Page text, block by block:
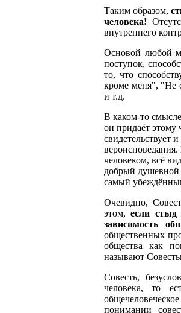
Таким образом,
человека!
внутреннего
Основой любой
поступок,
то, что
кроме меня", "Не
и т.д.
В каком-то
он придаёт этому
свидетельствует
человеком, всё
добрый душевной
самый
Очевидно,
этом,если стыд
зависимость
общественных
общества как
называют
Совесть,
человека, то
понимании